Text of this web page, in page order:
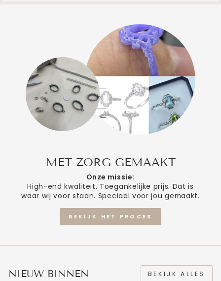
MET ZORG GEMAAKT
Onze missie:
High-end kwaliteit. Toegankelijke prijs. Dat is
waar wij voor staan. Speciaal voor jou gemaakt.
BEKIJK HET PROCES
NIEUW BINNEN BEKIJK ALLES